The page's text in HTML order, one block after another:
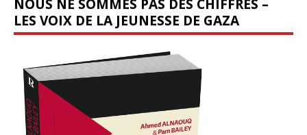
LES VOIX DE LA JEUNESSE DE GAZA